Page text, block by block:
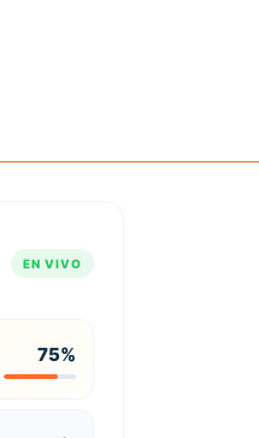
EN VIVO
75%